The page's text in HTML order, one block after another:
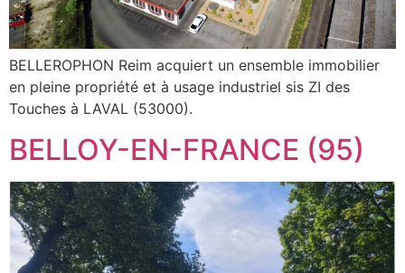
BELLEROPHON Reim acquiert un ensemble immobilier
en pleine propriété et à usage industriel sis ZI des
Touches à LAVAL (53000).
BELLOY-EN-FRANCE (95)